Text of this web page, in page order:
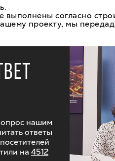
выполнены согласно
проекту, мы
нашим
ответы
на 4512